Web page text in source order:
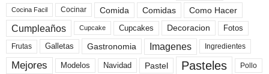
Cocina Facil Cocinar Comida Comidas Como Hacer
Cumpleaños Cupcake Cupcakes Decoracion Fotos
Frutas Galletas Gastronomia Imagenes Ingredientes
Mejores Modelos Navidad Pastel Pasteles Pollo